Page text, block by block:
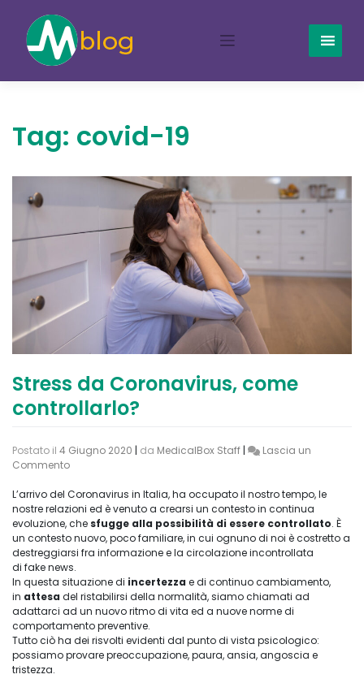
content
Tag: covid-19
Stress da Coronavirus, come
controllarlo?
Postato il 4 Giugno 2020 da MedicalBox Staff
Lascia un
Commentoon
da
Coronavirus,
come
controllarlo?
L’arrivo del Coronavirus in Italia, ha occupato il nostro tempo, le
nostre relazioni ed è venuto a crearsi un contesto in continua
evoluzione, che sfugge alla possibilità di essere controllato. È
un contesto nuovo, poco familiare, in cui ognuno di noi è costretto a
destreggiarsi fra informazione e la circolazione incontrollata
di fake news.
In questa situazione di incertezza e di continuo cambiamento,
in attesa del ristabilirsi della normalità, siamo chiamati ad
adattarci ad un nuovo ritmo di vita ed a nuove norme di
comportamento preventive.
Tutto ciò ha dei risvolti evidenti dal punto di vista psicologico:
possiamo provare preoccupazione, paura, ansia, angoscia e
tristezza.